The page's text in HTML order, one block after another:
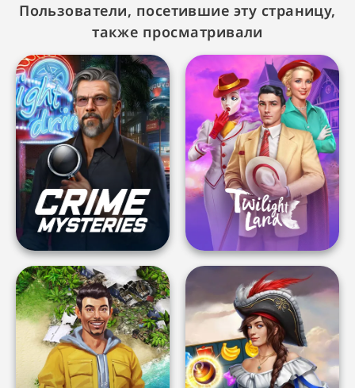
Пользователи, посетившие эту страницу,
также просматривали